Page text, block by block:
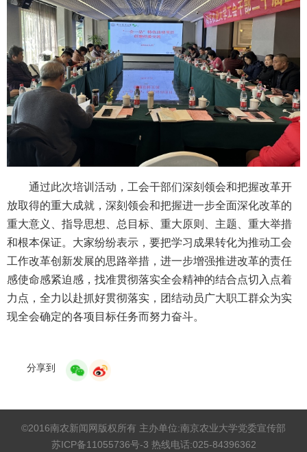
通过此次培训活动，工会干部们深刻领会和把握改革开
放取得的重大成就，深刻领会和把握进一步全面深化改革的
重大意义、指导思想、总目标、重大原则、主题、重大举措
和根本保证。大家纷纷表示，要把学习成果转化为推动工会
工作改革创新发展的思路举措，进一步增强推进改革的责任
感使命感紧迫感，找准贯彻落实全会精神的结合点切入点着
力点，全力以赴抓好贯彻落实，团结动员广大职工群众为实
现全会确定的各项目标任务而努力奋斗。
分享到
©2016南农新闻网版权所有 主办单位:南京农业大学党委宣传部
苏ICP备11055736号-3 热线电话:025-84396362